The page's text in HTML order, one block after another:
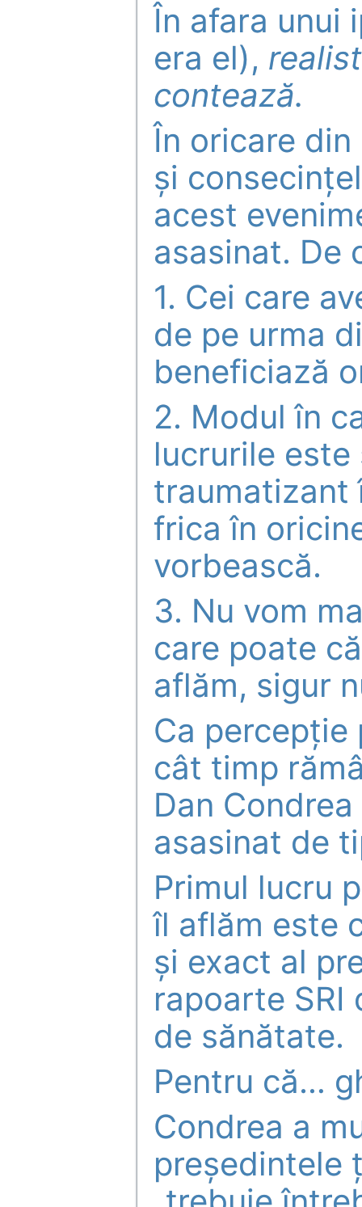
În afara
era el),
contează.
În oricare
și
acest
asasinat. De
1. Cei care
de pe urma
beneficiază
2. Modul în
lucrurile
traumatizant
frica în
vorbească.
3. Nu vom
care poate
aflăm, sigur
Ca
cât timp
Dan
asasinat de
Primul lucru
îl aflăm este
și exact al
rapoarte SRI
de sănătate.
Pentru că…
Condrea a
președintele